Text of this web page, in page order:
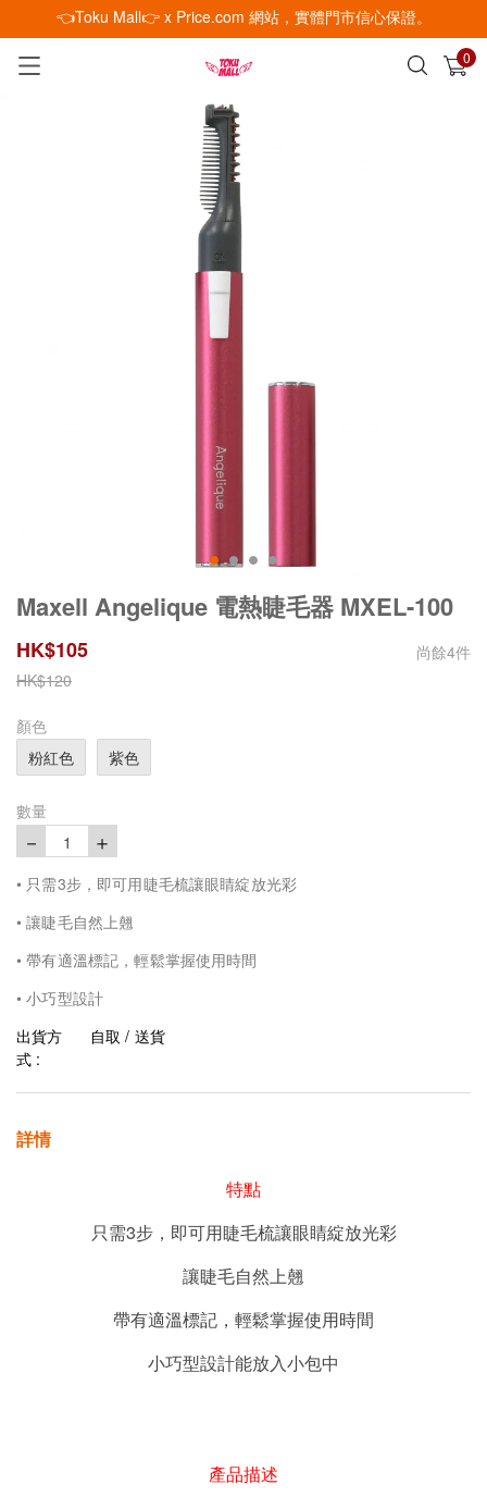
👈Toku Mall👉 x Price.com 網站，實體門市信心保證。
0
已加入購物車 查看
Maxell Angelique 電熱睫毛器 MXEL-100
HK$105 尚餘4件
HK$120
顏色
粉紅色
紫色
數量
－ 1 ＋
• 只需3步，即可用睫毛梳讓眼睛綻放光彩
• 讓睫毛自然上翹
• 帶有適溫標記，輕鬆掌握使用時間
• 小巧型設計
出貨方
式 :
自取 / 送貨
詳情
特點
只需3步，即可用睫毛梳讓眼睛綻放光彩
讓睫毛自然上翹
帶有適溫標記，輕鬆掌握使用時間
小巧型設計能放入小包中
產品描述